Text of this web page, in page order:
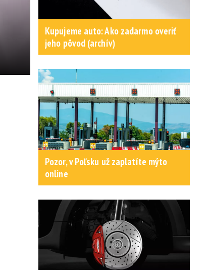
Kupujeme auto: Ako zadarmo overiť
jeho pôvod (archív)
Pozor, v Poľsku už zaplatíte mýto
online